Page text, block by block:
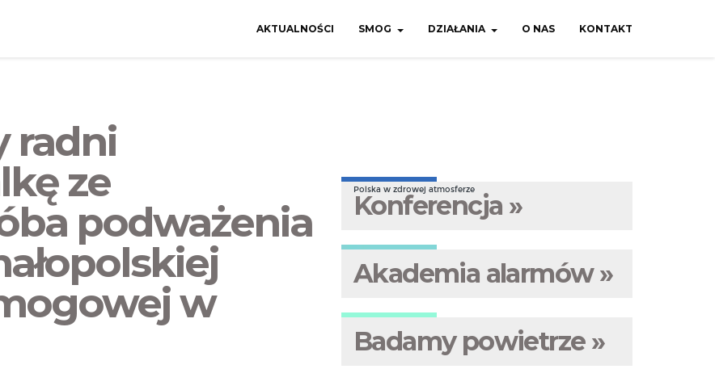
AKTUALNOŚCI SMOG DZIAŁANIA O NAS KONTAKT
radni
ze
podważenia
w
Polska w zdrowej atmosferze
Konferencja »
Akademia alarmów »
Badamy powietrze »